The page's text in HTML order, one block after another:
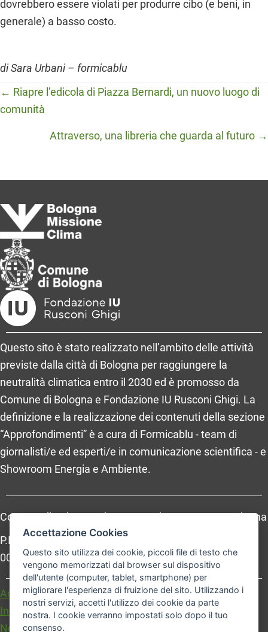
dovrebbero essere violati per produrre cibo (e beni, in
generale) a basso costo.
di Sara Urbani – formicablu
Posts
navigation
← Riapre l’edicola di Piazza Bernardi, un nuovo luogo di
comunità
Attraverso, una libreria che guarda al futuro →
Questo sito è stato realizzato nell’ambito delle attività
previste dalla città di Bologna per raggiungere la
neutralità climatica entro il 2030 ed è promosso da
Comune di Bologna e Fondazione IU Rusconi Ghigi. La
definizione e la realizzazione dei contenuti della sezione
“Approfondimenti” è a cura di Formicablu - team di
giornalisti/e ed esperti/e in comunicazione scientifica - e
Showroom Energia e Ambiente.
Comune di Bologna, Piazza Maggiore, 6 - 40124 Bologna
P.Iva: 01232710374 - Cod. IBAN: IT 88 R 02008 02435
000020067156
Accessibilità
Carta dei valori
Informativa sul trattamento dei dati personali
Note legali
Accettazione Cookies
Questo sito utilizza dei cookie, piccoli file di testo che
vengono memorizzati dal browser sul dispositivo
dell'utente (computer, tablet, smartphone) per
migliorare l'esperienza di fruizione del sito. Utilizzando i
nostri servizi, accetti l'utilizzo dei cookie da parte
nostra. I cookie verranno impostati solo dopo il tuo
consenso.